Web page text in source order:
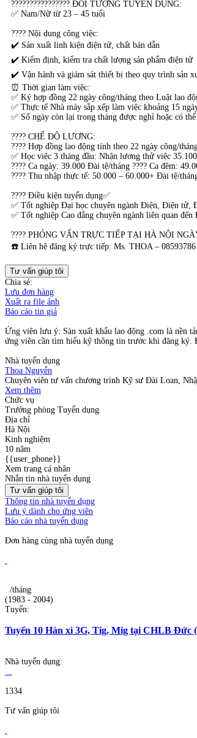
????‍????????‍???? ĐỐI TƯỢNG TUYỂN DỤNG:
✅ Nam/Nữ từ 23 – 45 tuổi
???? Nội dung công việc:
✔️ Sản xuất linh kiện điện tử, chất bán dẫn
✔️ Kiểm định, kiểm tra chất lượng sản phẩm điện tử
✔️ Vận hành và giám sát thiết bị theo quy trình sản
⏰ Thời gian làm việc:
✅ Ký hợp đồng 22 ngày công/tháng theo Luật lao
✅ Thực tế Nhà máy sắp xếp làm việc khoảng 15
✅ Số ngày còn lại trong tháng được nghỉ hoặc có
???? CHẾ ĐỘ LƯƠNG:
???? Hợp đồng lao động tính theo 22 ngày công/
✅ Học việc 3 tháng đầu: Nhận lương thử việc
???? Ca ngày: 39.000 Đài tệ/tháng ???? Ca đêm:
???? Thu nhập thực tế: 50.000 – 60.000+ Đài tệ/
???? Điều kiện tuyển dụng✅
✅ Tốt nghiệp Đại học chuyên ngành Điện, Điện tử,
✅ Tốt nghiệp Cao đẳng chuyên ngành liên quan
???? PHỎNG VẤN TRỰC TIẾP TẠI HÀ NỘI
☎️ Liên hệ đăng ký trực tiếp: Ms. THOA –
Tư vấn giúp tôi
Chia sẻ:
Lưu đơn hàng
Xuất ra file ảnh
Báo cáo tin giả
Ứng viên lưu ý: Sàn xuất khẩu lao động .com là nền
ứng viên cần tìm hiểu kỹ thông tin trước khi đăng ký.
Nhà tuyển dụng
Thoa Nguyễn
Chuyên viên tư vấn chương trình Kỹ sư Đài Loan,
Xem thêm
Chức vụ
Trưởng phòng Tuyển dụng
Địa chỉ
Hà Nội
Kinh nghiệm
10 năm
{{user_phone}}
Xem trang cá nhân
Nhắn tin nhà tuyển dụng
Tư vấn giúp tôi
Thông tin nhà tuyển dụng
Lưu ý dành cho ứng viên
Báo cáo nhà tuyển dụng
Đơn hàng cùng nhà tuyển dụng
/tháng
(1983 - 2004)
Tuyển:
Tuyển 10 Hàn xì 3G, Tig, Mig tại CHLB Đức
Nhà tuyển dụng:
1334
Tư vấn giúp tôi